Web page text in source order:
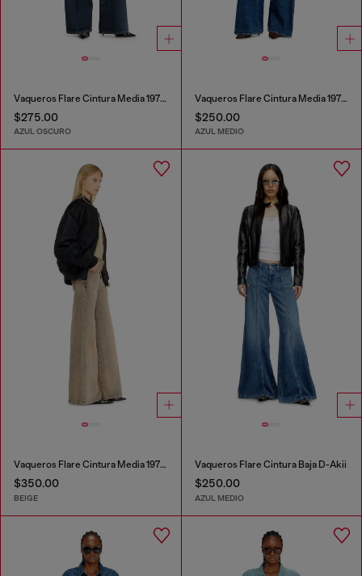
Vaqueros Flare Cintura Media 1978 D-Akemi
$275.00
AZUL OSCURO
Vaqueros Flare Cintura Media 1978 D-Akemi
$250.00
AZUL MEDIO
Vaqueros Flare Cintura Media 1978 D-Akemi
$350.00
BEIGE
Vaqueros Flare Cintura Baja D-Akii
$250.00
AZUL MEDIO